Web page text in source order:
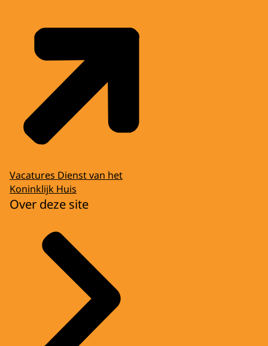
Vacatures Dienst van het
Koninklijk Huis
Over deze site